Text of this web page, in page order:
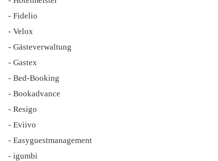
- Fidelio
- Velox
- Gästeverwaltung
- Gastex
- Bed-Booking
- Bookadvance
- Resigo
- Eviivo
- Easyguestmanagement
- igumbi